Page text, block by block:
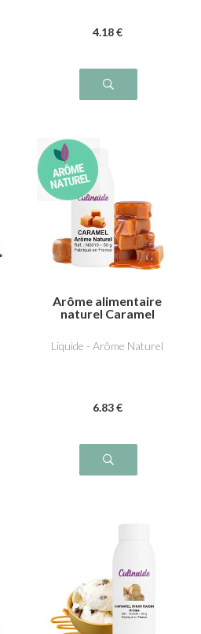
4.18 €
Arôme alimentaire
naturel Caramel
Liquide - Arôme Naturel
6.83 €